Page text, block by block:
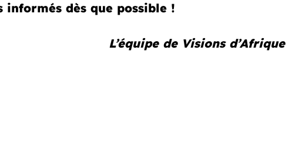
dès que possible !
L’équipe de Visions d’Afrique